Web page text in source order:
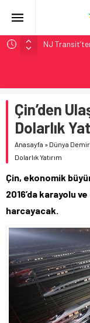
NJ
Rocky
AAR, MIT
Long Beach
Chicago’da
Çin’den
Dolarlık
Anasayfa » Dünya
Dolarlık Yatırım
Çin, ekonomik
2016’da karayolu
harcayacak.